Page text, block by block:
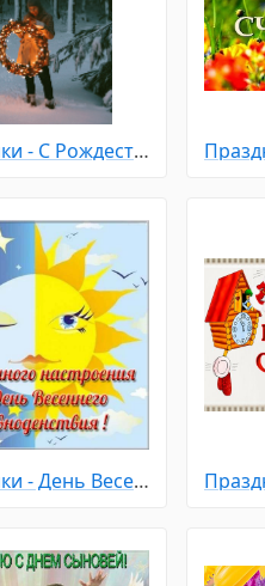
Праздники - С Рождеством
Праздники - День Весеннего Равноденствия